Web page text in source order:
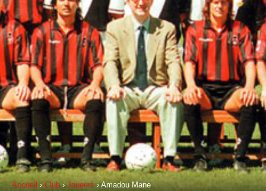
Accueil › Club›Joueurs› Amadou Mane